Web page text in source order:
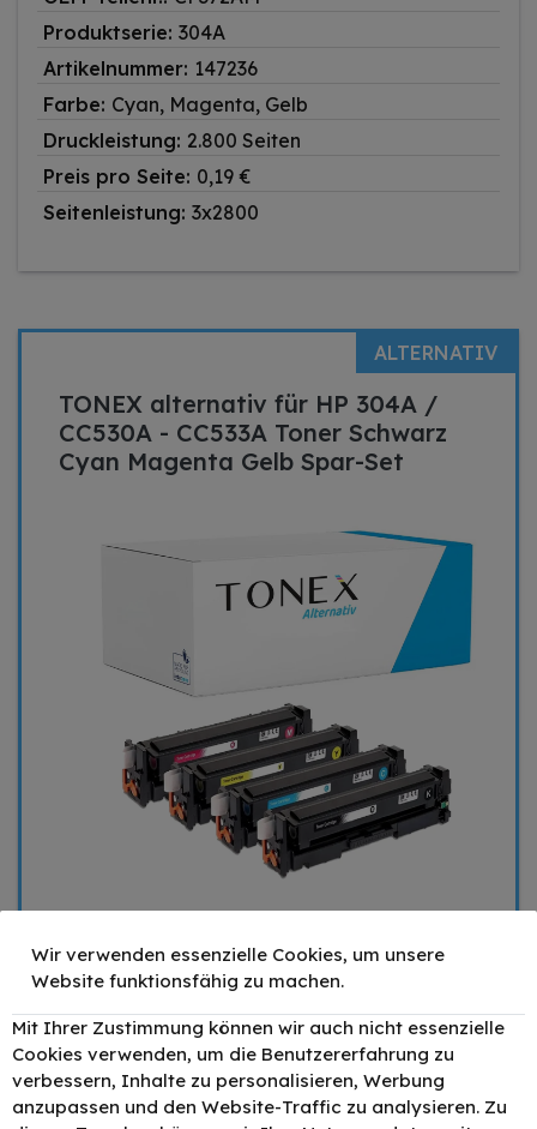
Produktserie: 304A
Artikelnummer: 147236
Farbe: Cyan, Magenta, Gelb
Druckleistung: 2.800 Seiten
Preis pro Seite: 0,19 €
Seitenleistung: 3x2800
ALTERNATIV
TONEX alternativ für HP 304A /
CC530A - CC533A Toner Schwarz
Cyan Magenta Gelb Spar-Set
199,90 €
Mengenrabatt
Stückpreis
1
199,90 €
3
189,90 € - 5%
Wir verwenden essenzielle Cookies, um unsere
Website funktionsfähig zu machen.
Mit Ihrer Zustimmung können wir auch nicht essenzielle
Cookies verwenden, um die Benutzererfahrung zu
verbessern, Inhalte zu personalisieren, Werbung
anzupassen und den Website-Traffic zu analysieren. Zu